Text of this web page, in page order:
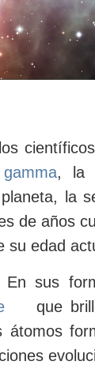
, la
la
de años
su edad
sus
que
átomos